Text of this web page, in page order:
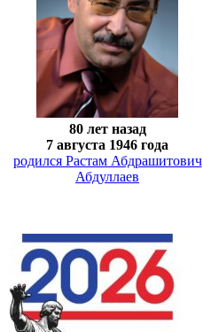
80 лет назад
7 августа 1946 года
родился Растам Абдрашитович
Абдуллаев